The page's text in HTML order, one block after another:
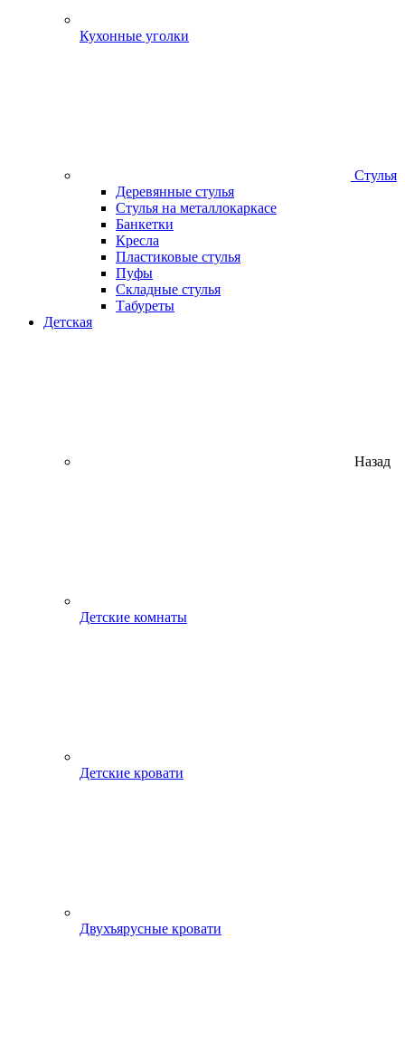
Кухонные уголки
Стулья
Деревянные стулья
Стулья на металлокаркасе
Банкетки
Кресла
Пластиковые стулья
Пуфы
Складные стулья
Табуреты
Детская
Назад
Детские комнаты
Детские кровати
Двухъярусные кровати